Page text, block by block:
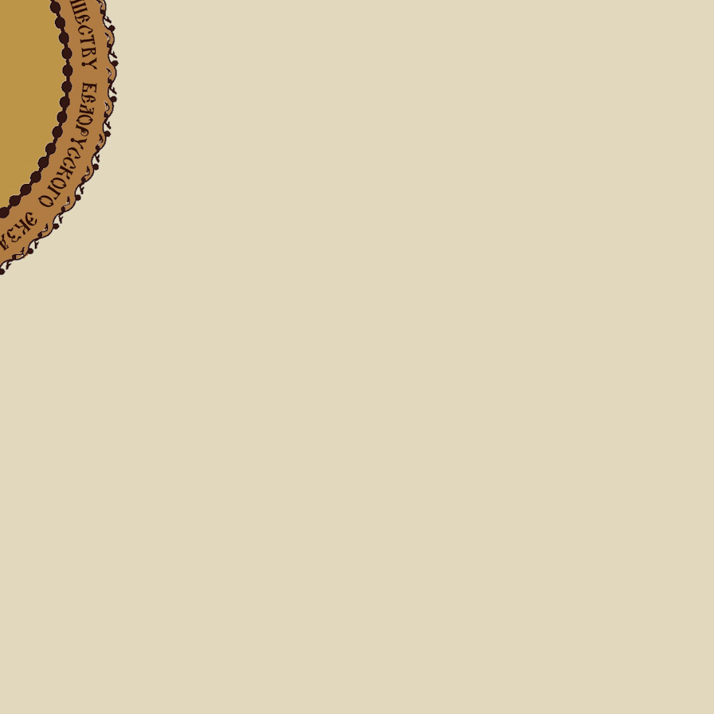
Монастырь Филофей познакомил русских читателей с наследием
великих православных подвижников ХХ века
29.05.2026